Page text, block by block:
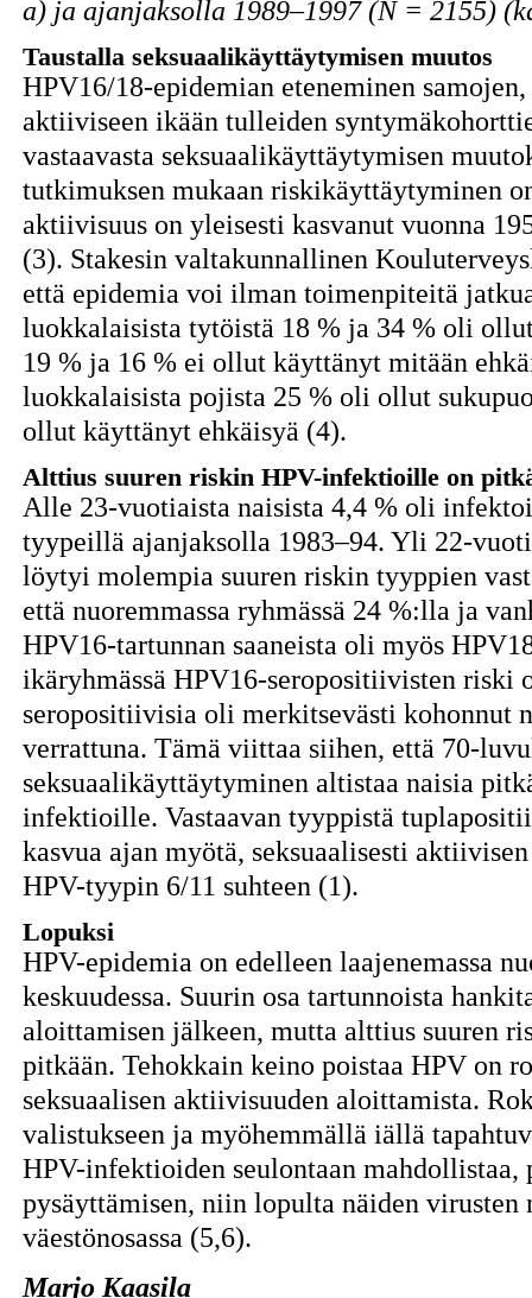
a) ja ajanjaksolla 1989–1997 (N = 2155)
Taustalla seksuaalikäyttäytymisen muutos
HPV16/18-epidemian eteneminen
aktiiviseen ikään tulleiden
vastaavasta seksuaalikäyttäytymisen
tutkimuksen mukaan riskikäyttäytyminen
aktiivisuus on yleisesti kasvanut vuonna
(3). Stakesin valtakunnallinen
että epidemia voi ilman toimenpiteitä
luokkalaisista tytöistä 18 % ja 34 % oli
19 % ja 16 % ei ollut käyttänyt mitään
luokkalaisista pojista 25 % oli ollut
ollut käyttänyt ehkäisyä (4).
Alttius suuren riskin HPV-infektioille on
Alle 23-vuotiaista naisista 4,4 % oli
tyypeillä ajanjaksolla 1983–94. Yli 22-
löytyi molempia suuren riskin tyyppien
että nuoremmassa ryhmässä 24 %:lla ja
HPV16-tartunnan saaneista oli myös
ikäryhmässä HPV16-seropositiivisten riski
seropositiivisia oli merkitsevästi kohonnut
verrattuna. Tämä viittaa siihen, että 70-
seksuaalikäyttäytyminen altistaa naisia
infektioille. Vastaavan tyyppistä
kasvua ajan myötä, seksuaalisesti
HPV-tyypin 6/11 suhteen (1).
Lopuksi
HPV-epidemia on edelleen laajenemassa
keskuudessa. Suurin osa tartunnoista
aloittamisen jälkeen, mutta alttius suuren
pitkään. Tehokkain keino poistaa HPV on
seksuaalisen aktiivisuuden aloittamista.
valistukseen ja myöhemmällä iällä
HPV-infektioiden seulontaan mahdollistaa,
pysäyttämisen, niin lopulta näiden virusten
väestönosassa (5,6).
Marjo Kaasila